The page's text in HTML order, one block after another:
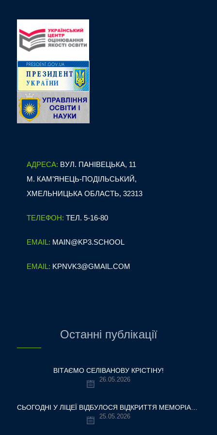
АДРЕСА: ВУЛ. ПАНІВЕЦЬКА, 11
М. КАМ’ЯНЕЦЬ-ПОДІЛЬСЬКИЙ,
ХМЕЛЬНИЦЬКА ОБЛАСТЬ, 32313
ТЕЛЕФОН: ТЕЛ. 5-16-80
EMAIL: MAIN@KP3.SCHOOL
EMAIL: KPNVK3@GMAIL.COM
Останні публікації
ВІТАЄМО СЕЛІВАНОВУ КРІСТІНУ!
26.05.2026
25.05.2026